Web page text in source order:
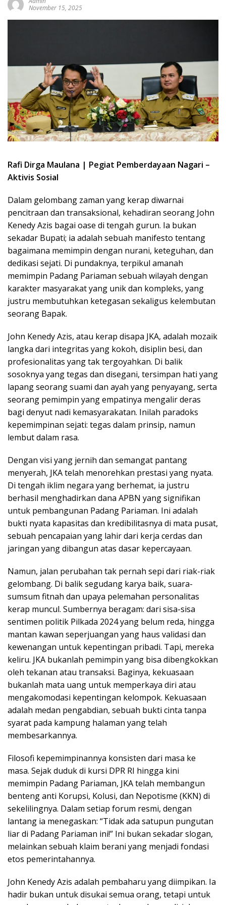
sumbar
November 15, 2025
Rafi Dirga Maulana | Pegiat Pemberdayaan Nagari –
Aktivis Sosial
Dalam gelombang zaman yang kerap diwarnai
pencitraan dan transaksional, kehadiran seorang John
Kenedy Azis bagai oase di tengah gurun. Ia bukan
sekadar Bupati; ia adalah sebuah manifesto tentang
bagaimana memimpin dengan nurani, keteguhan, dan
dedikasi sejati. Di pundaknya, terpikul amanah
memimpin Padang Pariaman sebuah wilayah dengan
karakter masyarakat yang unik dan kompleks, yang
justru membutuhkan ketegasan sekaligus kelembutan
seorang Bapak.
John Kenedy Azis, atau kerap disapa JKA, adalah mozaik
langka dari integritas yang kokoh, disiplin besi, dan
profesionalitas yang tak tergoyahkan. Di balik
sosoknya yang tegas dan disegani, tersimpan hati yang
lapang seorang suami dan ayah yang penyayang, serta
seorang pemimpin yang empatinya mengalir deras
bagi denyut nadi kemasyarakatan. Inilah paradoks
kepemimpinan sejati: tegas dalam prinsip, namun
lembut dalam rasa.
Dengan visi yang jernih dan semangat pantang
menyerah, JKA telah menorehkan prestasi yang nyata.
Di tengah iklim negara yang berhemat, ia justru
berhasil menghadirkan dana APBN yang signifikan
untuk pembangunan Padang Pariaman. Ini adalah
bukti nyata kapasitas dan kredibilitasnya di mata pusat,
sebuah pencapaian yang lahir dari kerja cerdas dan
jaringan yang dibangun atas dasar kepercayaan.
Namun, jalan perubahan tak pernah sepi dari riak-riak
gelombang. Di balik segudang karya baik, suara-
sumsum fitnah dan upaya pelemahan personalitas
kerap muncul. Sumbernya beragam: dari sisa-sisa
sentimen politik Pilkada 2024 yang belum reda, hingga
mantan kawan seperjuangan yang haus validasi dan
kewenangan untuk kepentingan pribadi. Tapi, mereka
keliru. JKA bukanlah pemimpin yang bisa dibengkokkan
oleh tekanan atau transaksi. Baginya, kekuasaan
bukanlah mata uang untuk memperkaya diri atau
mengakomodasi kepentingan kelompok. Kekuasaan
adalah medan pengabdian, sebuah bukti cinta tanpa
syarat pada kampung halaman yang telah
membesarkannya.
Filosofi kepemimpinannya konsisten dari masa ke
masa. Sejak duduk di kursi DPR RI hingga kini
memimpin Padang Pariaman, JKA telah membangun
benteng anti Korupsi, Kolusi, dan Nepotisme (KKN) di
sekelilingnya. Dalam setiap forum resmi, dengan
lantang ia menegaskan: “Tidak ada satupun pungutan
liar di Padang Pariaman ini!” Ini bukan sekadar slogan,
melainkan sebuah klaim berani yang menjadi fondasi
etos pemerintahannya.
John Kenedy Azis adalah pembaharu yang diimpikan. Ia
hadir bukan untuk disukai semua orang, tetapi untuk